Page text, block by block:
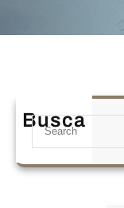
Busca
S
a